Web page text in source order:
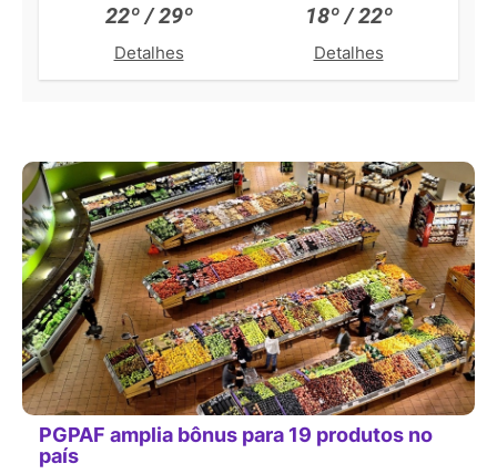
22º / 29º
Detalhes
18º / 22º
Detalhes
PGPAF amplia bônus para 19 produtos no
país